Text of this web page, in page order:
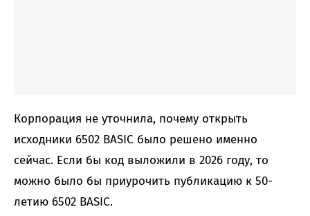
Корпорация не уточнила, почему открыть
исходники 6502 BASIC было решено именно
сейчас. Если бы код выложили в 2026 году, то
можно было бы приурочить публикацию к 50-
летию 6502 BASIC.